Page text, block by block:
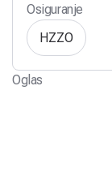
Osiguranje
HZZO
Oglas